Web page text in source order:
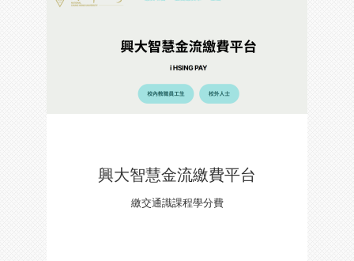
興大智慧金流繳費平台
繳交通識課程學分費